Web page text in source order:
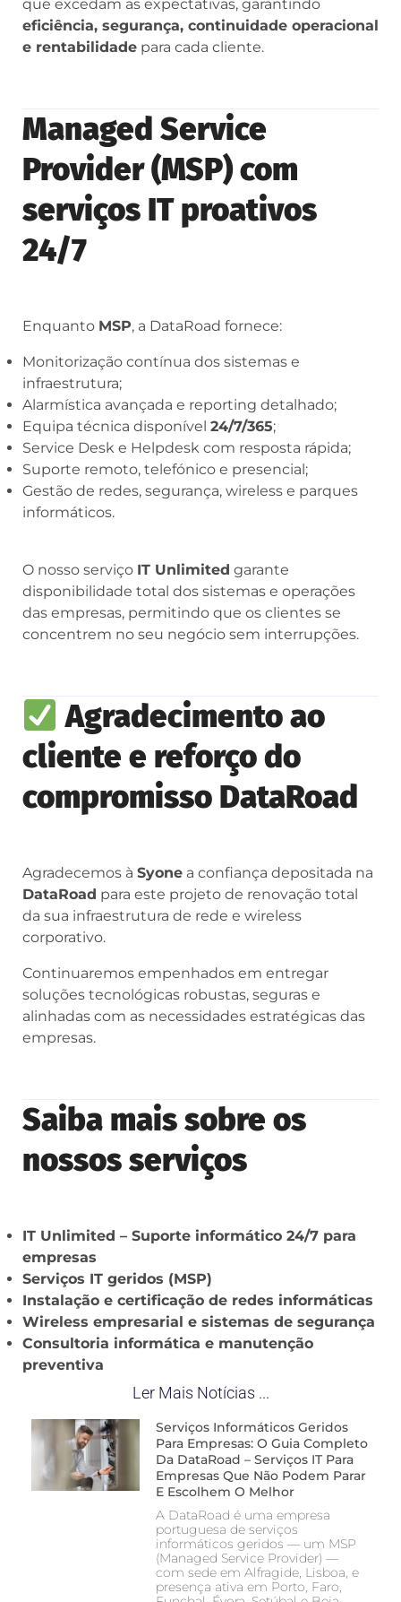
que excedam as expectativas, garantindo
eficiência, segurança, continuidade operacional
e rentabilidade para cada cliente.
Managed Service
Provider (MSP) com
serviços IT proativos
24/7
Enquanto MSP, a DataRoad fornece:
Monitorização contínua dos sistemas e
infraestrutura;
Alarmística avançada e reporting detalhado;
Equipa técnica disponível 24/7/365;
Service Desk e Helpdesk com resposta rápida;
Suporte remoto, telefónico e presencial;
Gestão de redes, segurança, wireless e parques
informáticos.
O nosso serviço IT Unlimited garante
disponibilidade total dos sistemas e operações
das empresas, permitindo que os clientes se
concentrem no seu negócio sem interrupções.
Agradecimento ao
cliente e reforço do
compromisso DataRoad
Agradecemos à Syone a confiança depositada na
DataRoad para este projeto de renovação total
da sua infraestrutura de rede e wireless
corporativo.
Continuaremos empenhados em entregar
soluções tecnológicas robustas, seguras e
alinhadas com as necessidades estratégicas das
empresas.
Saiba mais sobre os
nossos serviços
IT Unlimited – Suporte informático 24/7 para
empresas
Serviços IT geridos (MSP)
Instalação e certificação de redes informáticas
Wireless empresarial e sistemas de segurança
Consultoria informática e manutenção
preventiva
Ler Mais Notícias ...
Serviços Informáticos Geridos
Para Empresas: O Guia Completo
Da DataRoad – Serviços IT Para
Empresas Que Não Podem Parar
E Escolhem O Melhor
A DataRoad é uma empresa
portuguesa de serviços
informáticos geridos — um MSP
(Managed Service Provider) —
com sede em Alfragide, Lisboa, e
presença ativa em Porto, Faro,